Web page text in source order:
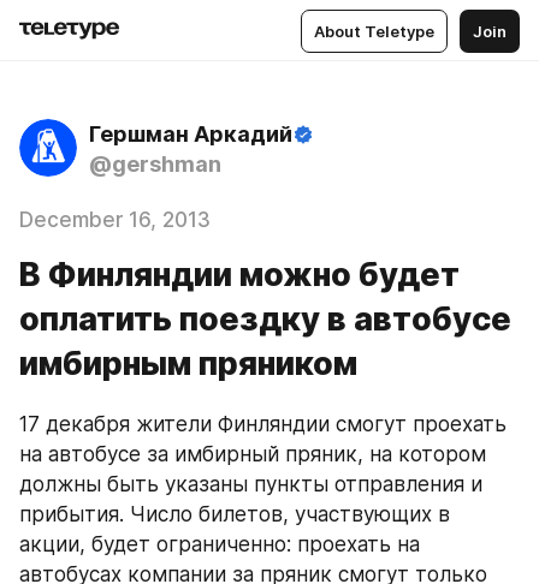
About Teletype Join
Гершман Аркадий
@gershman
December 16, 2013
В Финляндии можно будет
оплатить поездку в автобусе
имбирным пряником
17 декабря жители Финляндии смогут проехать
на автобусе за имбирный пряник, на котором
должны быть указаны пункты отправления и
прибытия. Число билетов, участвующих в
акции, будет ограниченно: проехать на
автобусах компании за пряник смогут только